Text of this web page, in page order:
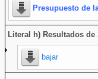
Presupuesto de
Literal h) Resultados
bajar